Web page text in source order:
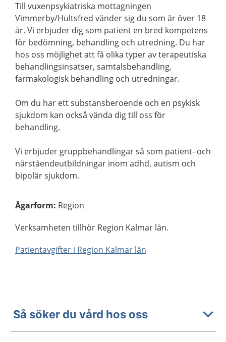
Till vuxenpsykiatriska mottagningen
Vimmerby/Hultsfred vänder sig du som är över 18
år. Vi erbjuder dig som patient en bred kompetens
för bedömning, behandling och utredning. Du har
hos oss möjlighet att få olika typer av terapeutiska
behandlingsinsatser, samtalsbehandling,
farmakologisk behandling och utredningar.
Om du har ett substansberoende och en psykisk
sjukdom kan också vända dig till oss för
behandling.
Vi erbjuder gruppbehandlingar så som patient- och
närståendeutbildningar inom adhd, autism och
bipolär sjukdom.
Ägarform: Region
Verksamheten tillhör Region Kalmar län.
Patientavgifter i Region Kalmar län
Så söker du vård hos oss